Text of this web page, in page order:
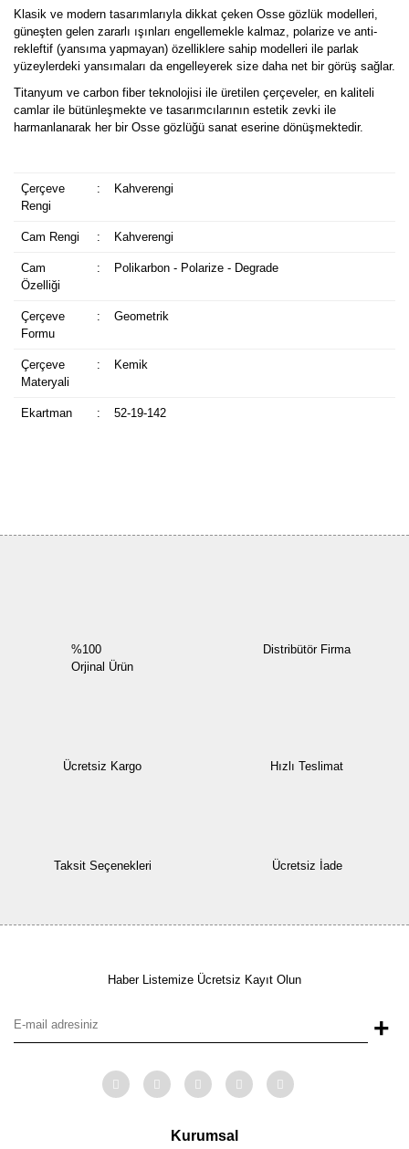
Klasik ve modern tasarımlarıyla dikkat çeken Osse gözlük modelleri,
güneşten gelen zararlı ışınları engellemekle kalmaz, polarize ve anti-
rekleftif (yansıma yapmayan) özelliklere sahip modelleri ile parlak
yüzeylerdeki yansımaları da engelleyerek size daha net bir görüş sağlar.
Titanyum ve carbon fiber teknolojisi ile üretilen çerçeveler, en kaliteli
camlar ile bütünleşmekte ve tasarımcılarının estetik zevki ile
harmanlanarak her bir Osse gözlüğü sanat eserine dönüşmektedir.
Çerçeve
Rengi
: Kahverengi
Cam Rengi : Kahverengi
Cam
Özelliği
: Polikarbon - Polarize - Degrade
Çerçeve
Formu
: Geometrik
Çerçeve
Materyali
: Kemik
Ekartman : 52-19-142
%100
Orjinal Ürün
Distribütör Firma
Ücretsiz Kargo Hızlı Teslimat
Taksit Seçenekleri Ücretsiz İade
Haber Listemize Ücretsiz Kayıt Olun
+
Kurumsal